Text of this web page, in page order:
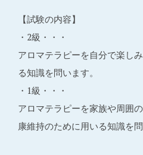
【試験の内容】
・2級・・・
アロマテラピーを自分で楽し
る知識を問います。
・1級・・・
アロマテラピーを家族や周囲
康維持のために用いる知識を問